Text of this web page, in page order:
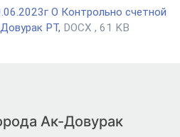
О Контрольно счетной
РТ, DOCX , 61 KB
Ак-Довурак